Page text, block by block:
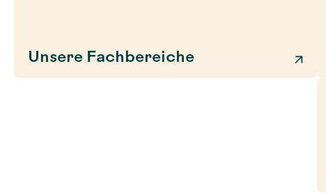
Unsere Fachbereiche